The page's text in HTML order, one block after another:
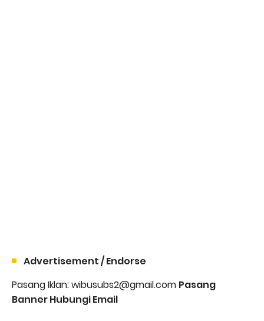
Advertisement / Endorse
Pasang Iklan: wibusubs2@gmail.com Pasang
Banner Hubungi Email